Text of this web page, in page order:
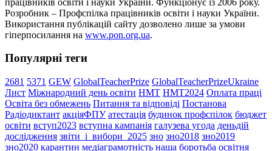
Розробник – Профспілка працівників освіти і науки України.
Використання публікацій сайту дозволено лише за умови
гіперпосилання на www.pon.org.ua.
Популярні теги
2681 5371 GEW GlobalTeacherPrize GlobalTeacherPrizeUkraine
Лист Міжнародний день освіти НМТ НМТ2024 Оплата праці
Освіта без обмежень Питання та відповіді Постанова
Радіодиктант акціяФПУ атестація будинок профспілок бюджет
освіти вступ2023 вступна кампанія галузева угода деньдій
дослідження звіти_і_вибори_2025 зно зно2018 зно2019
зно2020 карантин медіаграмотність наша боротьба освітня